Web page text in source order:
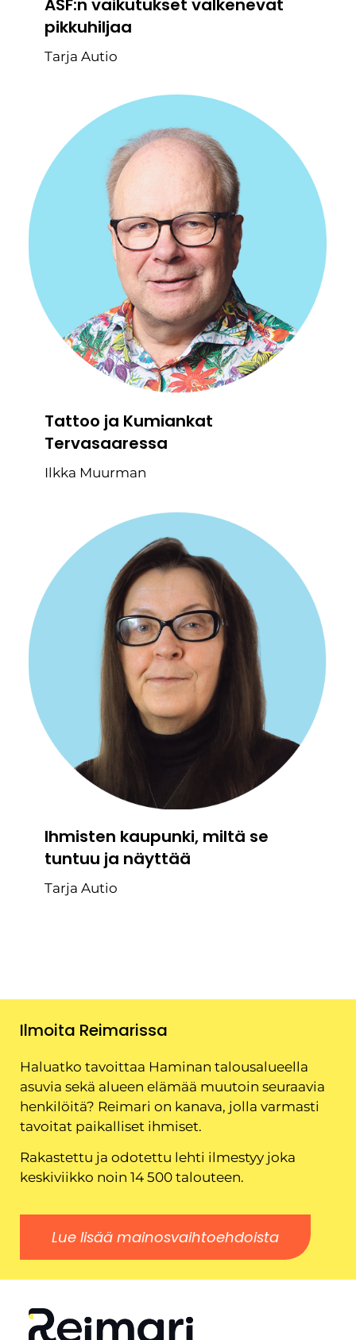
ASF:n vaikutukset valkenevat
pikkuhiljaa
Tarja Autio
Tattoo ja Kumiankat
Tervasaaressa
Ilkka Muurman
Ihmisten kaupunki, miltä se
tuntuu ja näyttää
Tarja Autio
Ilmoita Reimarissa
Haluatko tavoittaa Haminan talousalueella
asuvia sekä alueen elämää muutoin seuraavia
henkilöitä? Reimari on kanava, jolla varmasti
tavoitat paikalliset ihmiset.
Rakastettu ja odotettu lehti ilmestyy joka
keskiviikko noin 14 500 talouteen.
Lue lisää mainosvaihtoehdoista